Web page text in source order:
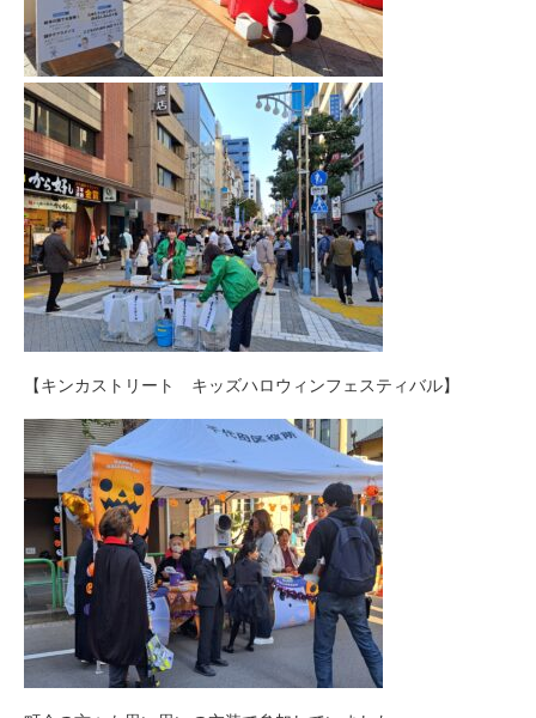
【キンカストリート キッズハロウィンフェスティバル】